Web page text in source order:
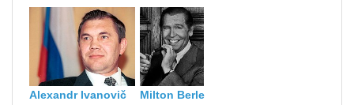
Alexandr Ivanovič
Milton Berle